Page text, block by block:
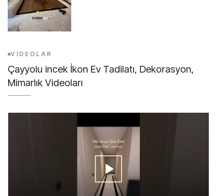
VİDEOLAR
Çayyolu incek İkon Ev Tadilatı, Dekorasyon,
Mimarlık Videoları